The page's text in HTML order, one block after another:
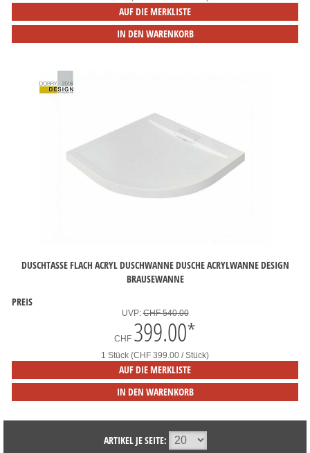
AUF DIE MERKLISTE
IN DEN WARENKORB
DUSCHTASSE FLACH ACRYL DUSCHWANNE DUSCHE ACRYLWANNE DESIGN
BRAUSEWANNE
PREIS
UVP:CHF 540.00
CHF 399.00*
1 Stück (CHF 399.00 / Stück)
AUF DIE MERKLISTE
IN DEN WARENKORB
ARTIKEL JE SEITE: